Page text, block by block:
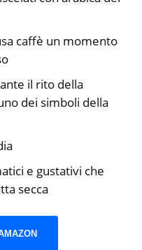
caffè un momento
il rito della
dei simboli della
e gustativi che
secca